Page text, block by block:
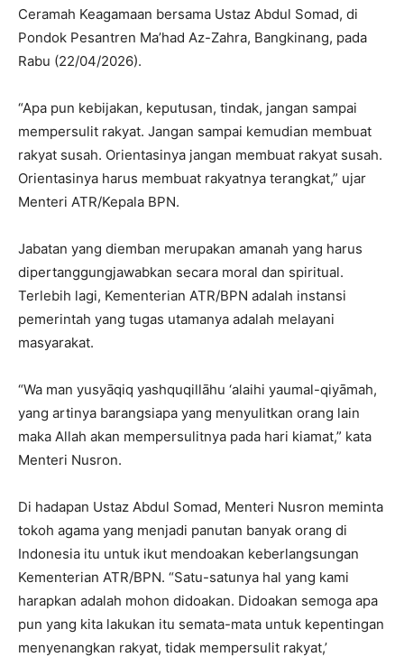
Ceramah Keagamaan bersama Ustaz Abdul Somad, di
Pondok Pesantren Ma’had Az-Zahra, Bangkinang, pada
Rabu (22/04/2026).
“Apa pun kebijakan, keputusan, tindak, jangan sampai
mempersulit rakyat. Jangan sampai kemudian membuat
rakyat susah. Orientasinya jangan membuat rakyat susah.
Orientasinya harus membuat rakyatnya terangkat,” ujar
Menteri ATR/Kepala BPN.
Jabatan yang diemban merupakan amanah yang harus
dipertanggungjawabkan secara moral dan spiritual.
Terlebih lagi, Kementerian ATR/BPN adalah instansi
pemerintah yang tugas utamanya adalah melayani
masyarakat.
“Wa man yusyāqiq yashquqillāhu ‘alaihi yaumal-qiyāmah,
yang artinya barangsiapa yang menyulitkan orang lain
maka Allah akan mempersulitnya pada hari kiamat,” kata
Menteri Nusron.
Di hadapan Ustaz Abdul Somad, Menteri Nusron meminta
tokoh agama yang menjadi panutan banyak orang di
Indonesia itu untuk ikut mendoakan keberlangsungan
Kementerian ATR/BPN. “Satu-satunya hal yang kami
harapkan adalah mohon didoakan. Didoakan semoga apa
pun yang kita lakukan itu semata-mata untuk kepentingan
menyenangkan rakyat, tidak mempersulit rakyat,’